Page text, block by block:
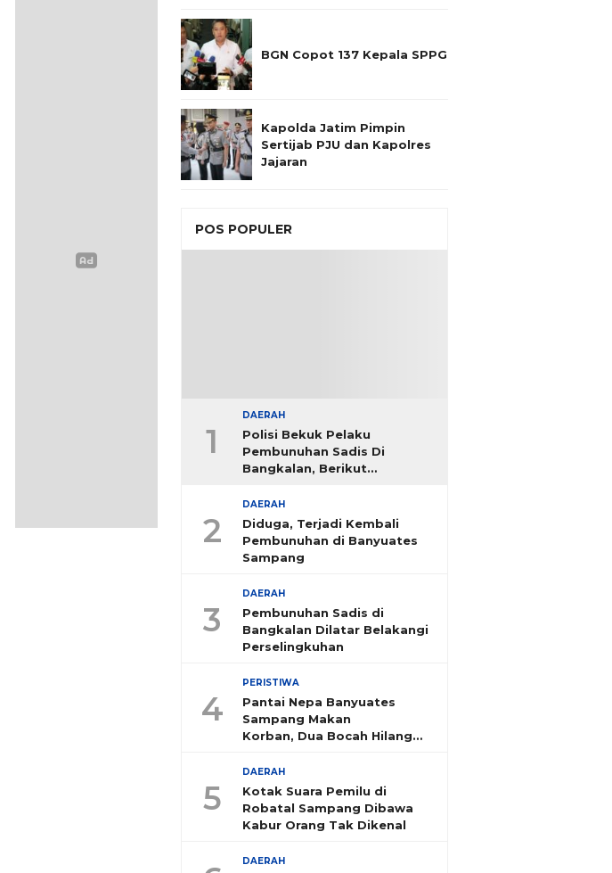
BGN Copot 137 Kepala SPPG
Kapolda Jatim Pimpin
Sertijab PJU dan Kapolres
Jajaran
POS POPULER
1
DAERAH
Polisi Bekuk Pelaku
Pembunuhan Sadis Di
Bangkalan, Berikut
2
DAERAH
Diduga, Terjadi Kembali
Pembunuhan di Banyuates
Sampang
3
DAERAH
Pembunuhan Sadis di
Bangkalan Dilatar Belakangi
Perselingkuhan
4
PERISTIWA
Pantai Nepa Banyuates
Sampang Makan
Korban, Dua Bocah Hilang
5
DAERAH
Kotak Suara Pemilu di
Robatal Sampang Dibawa
Kabur Orang Tak Dikenal
DAERAH